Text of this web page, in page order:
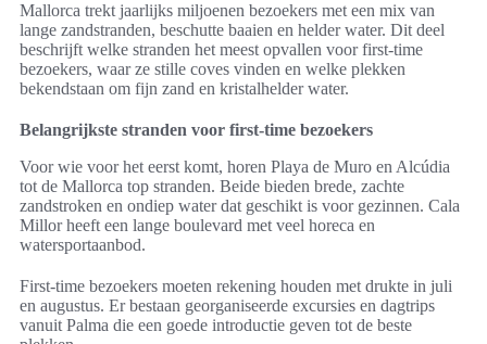
Mallorca trekt jaarlijks miljoenen bezoekers met een mix van
lange zandstranden, beschutte baaien en helder water. Dit deel
beschrijft welke stranden het meest opvallen voor first-time
bezoekers, waar ze stille coves vinden en welke plekken
bekendstaan om fijn zand en kristalhelder water.
Belangrijkste stranden voor first-time bezoekers
Voor wie voor het eerst komt, horen Playa de Muro en Alcúdia
tot de Mallorca top stranden. Beide bieden brede, zachte
zandstroken en ondiep water dat geschikt is voor gezinnen. Cala
Millor heeft een lange boulevard met veel horeca en
watersportaanbod.
First-time bezoekers moeten rekening houden met drukte in juli
en augustus. Er bestaan georganiseerde excursies en dagtrips
vanuit Palma die een goede introductie geven tot de beste